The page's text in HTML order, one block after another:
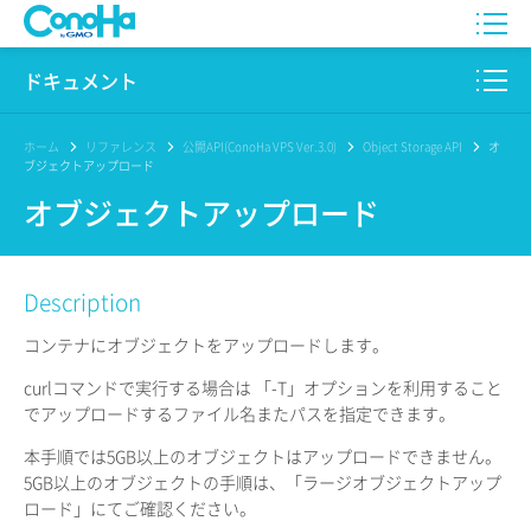
WING
Pencil
サービス一覧
サポート
ログイン
ドキュメント
このサイトについて
プロダクト
リファレンス
リリースノート
ホーム リファレンス 公開API(ConoHa VPS Ver.3.0) Object Storage API
オ
ブジェクトアップロード
オブジェクトアップロード
Description
コンテナにオブジェクトをアップロードします。
curlコマンドで実行する場合は 「-T」オプションを利用すること
でアップロードするファイル名またパスを指定できます。
本手順では5GB以上のオブジェクトはアップロードできません。
5GB以上のオブジェクトの手順は、「ラージオブジェクトアップ
ロード」にてご確認ください。